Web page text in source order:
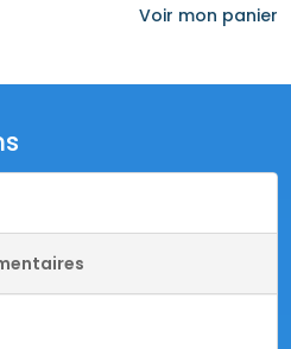
Voir mon panier